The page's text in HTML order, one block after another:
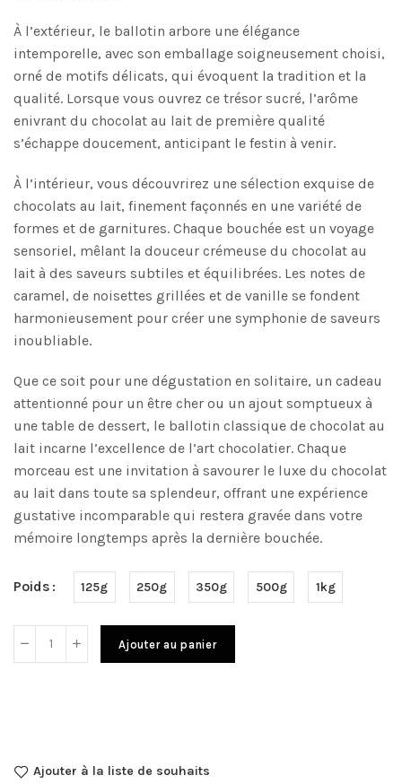
À l’extérieur, le ballotin arbore une élégance
intemporelle, avec son emballage soigneusement choisi,
orné de motifs délicats, qui évoquent la tradition et la
qualité. Lorsque vous ouvrez ce trésor sucré, l’arôme
enivrant du chocolat au lait de première qualité
s’échappe doucement, anticipant le festin à venir.
À l’intérieur, vous découvrirez une sélection exquise de
chocolats au lait, finement façonnés en une variété de
formes et de garnitures. Chaque bouchée est un voyage
sensoriel, mêlant la douceur crémeuse du chocolat au
lait à des saveurs subtiles et équilibrées. Les notes de
caramel, de noisettes grillées et de vanille se fondent
harmonieusement pour créer une symphonie de saveurs
inoubliable.
Que ce soit pour une dégustation en solitaire, un cadeau
attentionné pour un être cher ou un ajout somptueux à
une table de dessert, le ballotin classique de chocolat au
lait incarne l’excellence de l’art chocolatier. Chaque
morceau est une invitation à savourer le luxe du chocolat
au lait dans toute sa splendeur, offrant une expérience
gustative incomparable qui restera gravée dans votre
mémoire longtemps après la dernière bouchée.
Poids 125g 250g 350g 500g 1kg
Ajouter au panier
Ajouter à la liste de souhaits